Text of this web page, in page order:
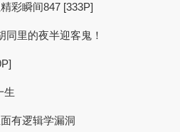
彩瞬间847 [333P]
同里的夜半迎客鬼！
生
有逻辑学漏洞